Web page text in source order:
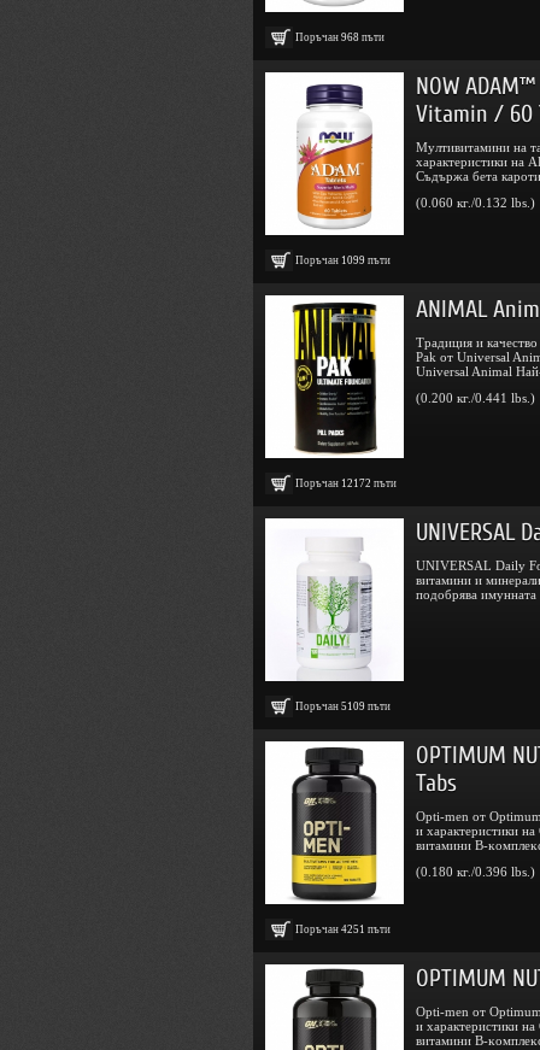
Поръчан 968 пъти
Поръчан 1099 пъти
NOW
Vitamin / 60
Мултивитамини на
характеристики на
Съдържа бета
(0.060 кг./0.132 lbs.)
Поръчан 12172 пъти
ANIMAL
Традиция и
Pak от Universal
Universal Animal
(0.200 кг./0.441 lbs.)
Поръчан 5109 пъти
UNIVERSAL
UNIVERSAL Daily
витамини и
подобрява имунната
Поръчан 4251 пъти
OPTIMUM
Tabs
Opti-men от
и характеристики
витaмини B-
(0.180 кг./0.396 lbs.)
OPTIMUM
Opti-men от
и характеристики
витaмини B-